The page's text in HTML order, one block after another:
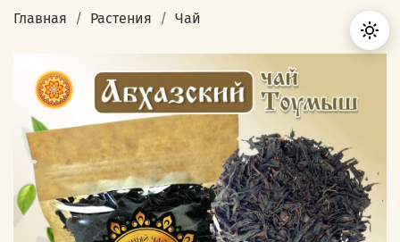
Главная Растения Чай